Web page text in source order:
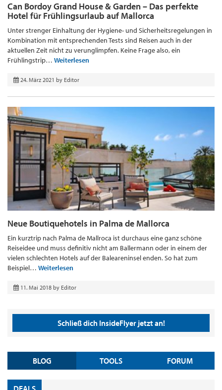
Can Bordoy Grand House & Garden – Das perfekte
Hotel für Frühlingsurlaub auf Mallorca
Unter strenger Einhaltung der Hygiene- und Sicherheitsregelungen in
Kombination mit entsprechenden Tests sind Reisen auch in der
aktuellen Zeit nicht zu verunglimpfen. Keine Frage also, ein
Frühlingstrip… Weiterlesen
24. März 2021 by Editor
Neue Boutiquehotels in Palma de Mallorca
Ein kurztrip nach Palma de Mallroca ist durchaus eine ganz schöne
Reiseidee und muss definitiv nicht am Ballermann oder in einem der
vielen schlechten Hotels auf der Baleareninsel enden. So hat zum
Beispiel… Weiterlesen
11. Mai 2018 by Editor
Schließ dich InsideFlyer jetzt an!
BLOG TOOLS FORUM